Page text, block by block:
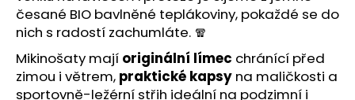
česané BIO bavlněné teplákoviny, pokaždé se do
nich s radostí zachumláte. 🧣
Mikinošaty mají originální límec chránící před
zimou i větrem, praktické kapsy na maličkosti a
sportovně-ležérní střih ideální na podzimní i